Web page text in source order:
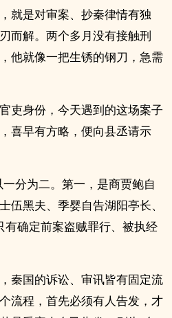
就是对审案、抄秦律情有独
而解。两个多月没有接触刑
他就像一把生锈的钢刀，急需
吏身份，今天遇到的这场案子
喜早有方略，便向县丞请示
分为二。第一，是商贾鲍自
伍黑夫、季婴自告湖阳亭长、
确定前案盗贼罪行、被执经
秦国的诉讼、审讯皆有固定流
流程，首先必须有人告发，才